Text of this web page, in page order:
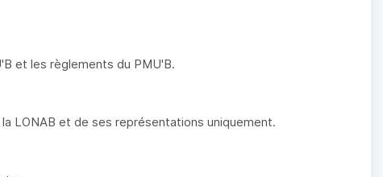
et les règlements du PMU'B.
LONAB et de ses représentations uniquement.